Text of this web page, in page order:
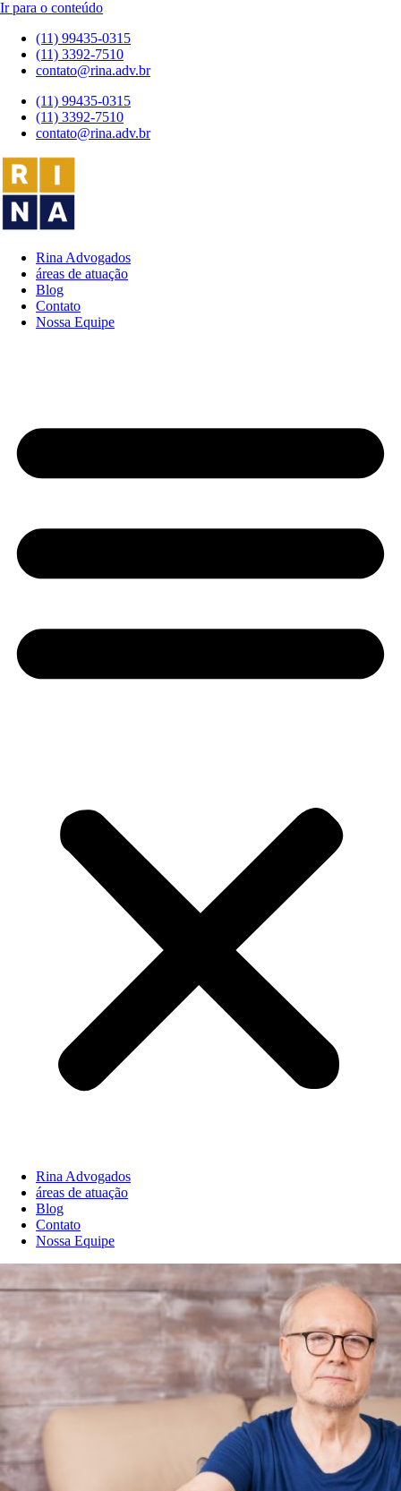
Ir para o conteúdo
(11) 99435-0315
(11) 3392-7510
contato@rina.adv.br
(11) 99435-0315
(11) 3392-7510
contato@rina.adv.br
Rina Advogados
áreas de atuação
Blog
Contato
Nossa Equipe
Rina Advogados
áreas de atuação
Blog
Contato
Nossa Equipe